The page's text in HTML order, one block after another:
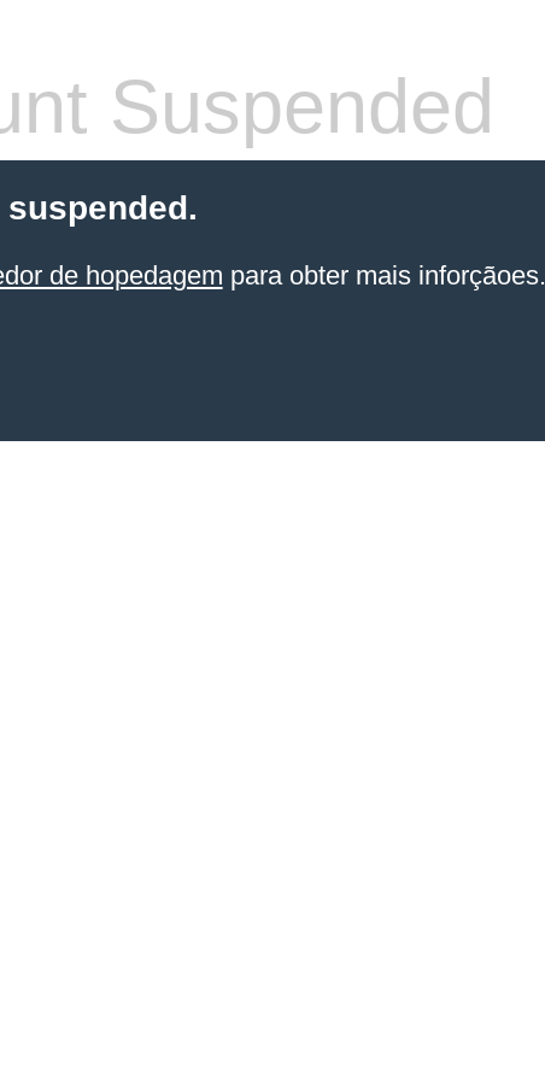
Suspended
de hopedagem para obter mais inforçãoes.